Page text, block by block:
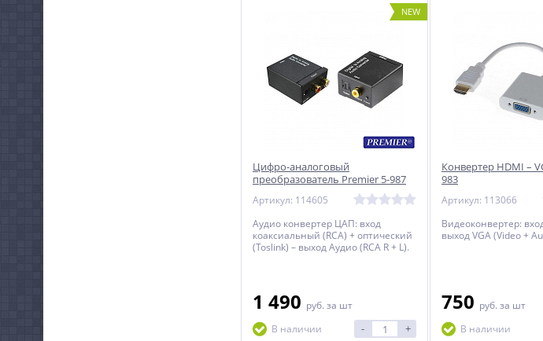
NEW
Цифро-аналоговый
преобразователь Premier 5-987
Артикул: 114605
Аудио конвертер ЦАП: вход
коаксиальный (RCA) + оптический
(Toslink) – выход Аудио (RCA R + L).
1 490 руб. за шт
В наличии
- +
Конвертер HDMI –
983
Артикул: 113066
Видеоконвертер:
выход VGA (Video +
750 руб. за шт
В наличии